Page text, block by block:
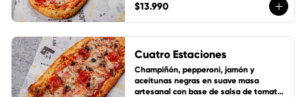
$13.990
Cuatro Estaciones
Champiñón, pepperoni, jamón y
aceitunas negras en suave masa
artesanal con base de salsa de tomate